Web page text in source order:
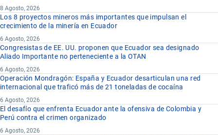
8 Agosto, 2026
Los 8 proyectos mineros más importantes que impulsan el
crecimiento de la minería en Ecuador
6 Agosto, 2026
Congresistas de EE. UU. proponen que Ecuador sea designado
Aliado Importante no perteneciente a la OTAN
6 Agosto, 2026
Operación Mondragón: España y Ecuador desarticulan una red
internacional que traficó más de 21 toneladas de cocaína
6 Agosto, 2026
El desafío que enfrenta Ecuador ante la ofensiva de Colombia y
Perú contra el crimen organizado
6 Agosto, 2026